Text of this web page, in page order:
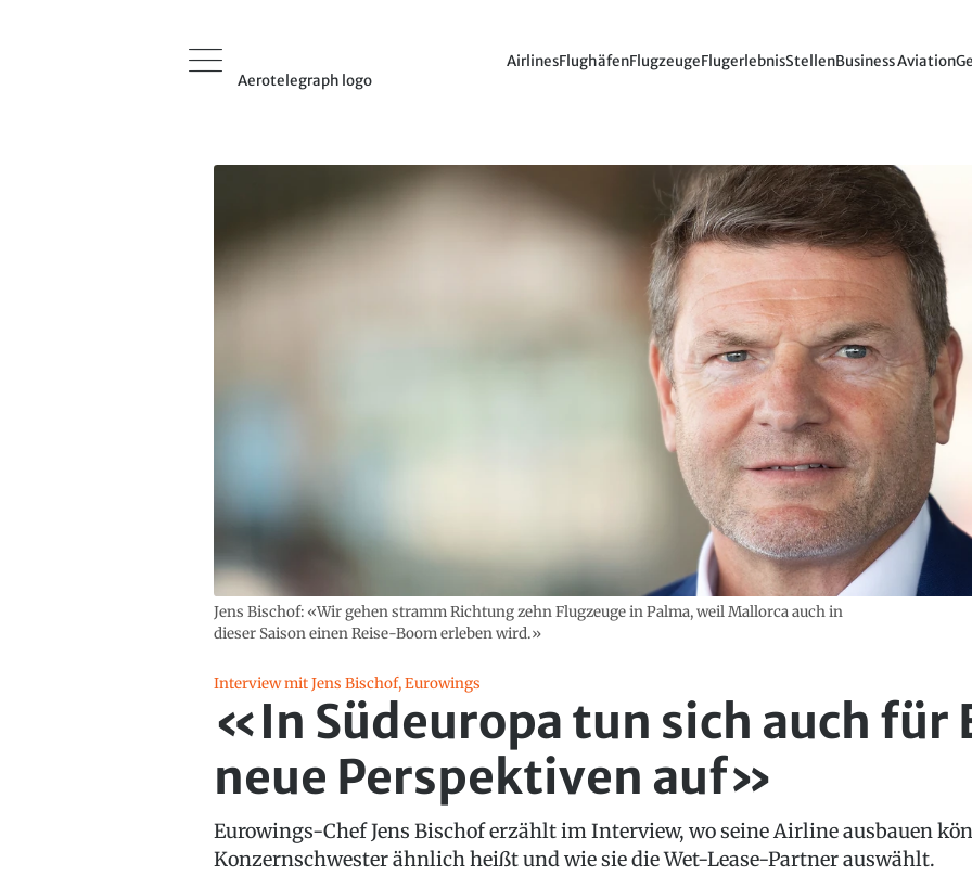
Aerotelegraph logo
AirlinesFlughäfenFlugzeugeFlugerlebnisStellenBusiness Aviation
Jens Bischof: «Wir gehen stramm Richtung zehn Flugzeuge in Palma, weil Mallorca auch in
dieser Saison einen Reise-Boom erleben wird.»
Interview mit Jens Bischof, Eurowings
«In Südeuropa tun sich auch für
neue Perspektiven auf»
Eurowings-Chef Jens Bischof erzählt im Interview, wo seine Airline ausbauen
Konzernschwester ähnlich heißt und wie sie die Wet-Lease-Partner auswählt.